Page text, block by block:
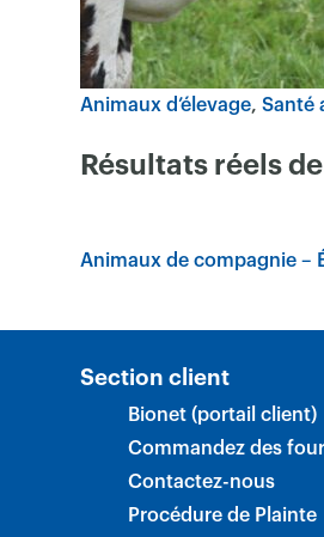
Animaux d’élevage Santé
Résultats réels
Animaux de compagnie –
Section client
Bionet (portail client)
Commandez des
Contactez-nous
Procédure de Plainte